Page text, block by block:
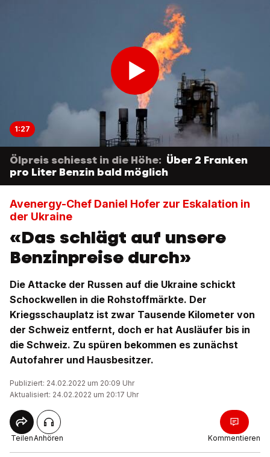
1:27
Ölpreis schiesst in die Höhe: Über 2 Franken
pro Liter Benzin bald möglich
Avenergy-Chef Daniel Hofer zur Eskalation in
der Ukraine
«Das schlägt auf unsere
Benzinpreise durch»
Die Attacke der Russen auf die Ukraine schickt
Schockwellen in die Rohstoffmärkte. Der
Kriegsschauplatz ist zwar Tausende Kilometer von
der Schweiz entfernt, doch er hat Ausläufer bis in
die Schweiz. Zu spüren bekommen es zunächst
Autofahrer und Hausbesitzer.
Publiziert: 24.02.2022 um 20:09 Uhr
Aktualisiert: 24.02.2022 um 20:17 Uhr
TeilenAnhören Kommentieren